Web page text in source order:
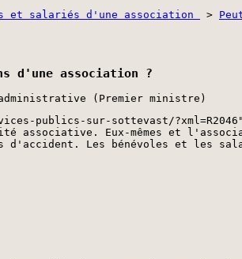
et salariés d'une association >
d'une association ?
(Premier ministre)
publics-sur-sottevast/
Eux-mêmes et
d'accident. Les bénévoles et les